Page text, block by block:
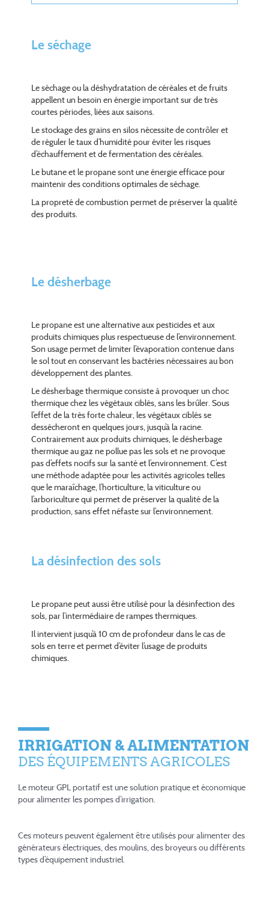
Le séchage
Le séchage ou la déshydratation de céréales et de fruits
appellent un besoin en énergie important sur de très
courtes périodes, liées aux saisons.
Le stockage des grains en silos nécessite de contrôler et
de réguler le taux d’humidité pour éviter les risques
d’échauffement et de fermentation des céréales.
Le butane et le propane sont une énergie efficace pour
maintenir des conditions optimales de séchage.
La propreté de combustion permet de préserver la qualité
des produits.
Le désherbage
Le propane est une alternative aux pesticides et aux
produits chimiques plus respectueuse de l’environnement.
Son usage permet de limiter l’évaporation contenue dans
le sol tout en conservant les bactéries nécessaires au bon
développement des plantes.
Le désherbage thermique consiste à provoquer un choc
thermique chez les végétaux ciblés, sans les brûler. Sous
l’effet de la très forte chaleur, les végétaux ciblés se
dessécheront en quelques jours, jusqu’à la racine.
Contrairement aux produits chimiques, le désherbage
thermique au gaz ne pollue pas les sols et ne provoque
pas d’effets nocifs sur la santé et l’environnement. C’est
une méthode adaptée pour les activités agricoles telles
que le maraîchage, l’horticulture, la viticulture ou
l’arboriculture qui permet de préserver la qualité de la
production, sans effet néfaste sur l’environnement.
La désinfection des sols
Le propane peut aussi être utilisé pour la désinfection des
sols, par l’intermédiaire de rampes thermiques.
Il intervient jusqu’à 10 cm de profondeur dans le cas de
sols en terre et permet d’éviter l’usage de produits
chimiques.
IRRIGATION & ALIMENTATION
DES ÉQUIPEMENTS AGRICOLES
Le moteur GPL portatif est une solution pratique et économique
pour alimenter les pompes d’irrigation.
Ces moteurs peuvent également être utilisés pour alimenter des
générateurs électriques, des moulins, des broyeurs ou différents
types d’équipement industriel.